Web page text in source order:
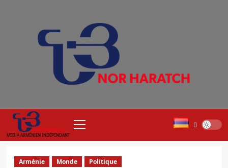
MEDIA ARMÉNIEN INDÉPENDANT
principal
Arménie Monde Politique